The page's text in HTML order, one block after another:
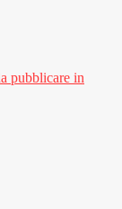
pubblicare in